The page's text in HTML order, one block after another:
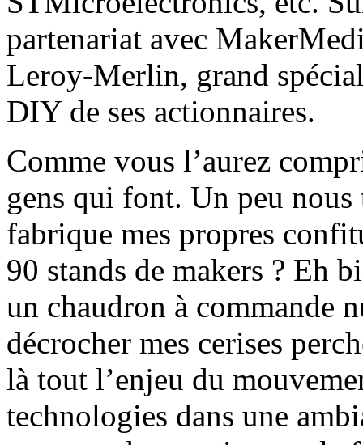
partenariat avec
Leroy-Merlin, grand
DIY de ses actionnaires.
Comme vous l’aurez
gens qui font. Un peu
fabrique mes propres
90 stands de makers ? Eh
un chaudron à commande
décrocher mes cerises
là tout l’enjeu du
technologies dans une